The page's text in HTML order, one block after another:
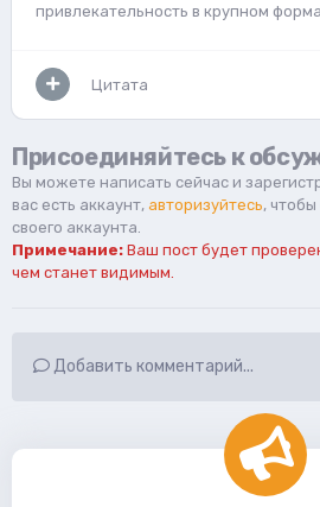
привлекательность в крупном
Цитата
Присоединяйтесь к
Вы можете написать сейчас и
вас есть аккаунт, авторизуйтесь,
своего аккаунта.
Примечание: Ваш пост будет
чем станет видимым.
Добавить комментарий...